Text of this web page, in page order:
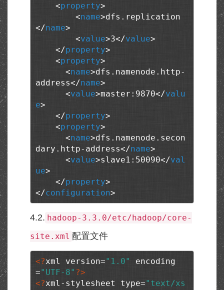
<property>
<name>dfs.replication
</name>
<value>3</value>
</property>
<property>
<name>dfs.namenode.http-
address</name>
<value>master:9870</valu
e>
</property>
<property>
<name>dfs.namenode.secon
dary.http-address</name>
<value>slave1:50090</val
ue>
</property>
</configuration>
4.2. hadoop-3.3.0/etc/hadoop/core-
site.xml 配置文件
<?xml version="1.0"
encoding
="UTF-8" ?>
<?xml-stylesheet type="text/xs